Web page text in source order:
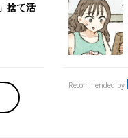
捨て活
Recommended by